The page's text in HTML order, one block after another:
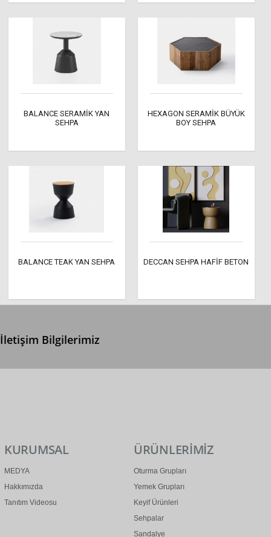
BALANCE SERAMİK YAN
SEHPA
HEXAGON SERAMİK BÜYÜK
BOY SEHPA
BALANCE TEAK YAN SEHPA DECCAN SEHPA HAFİF BETON
İletişim Bilgilerimiz
KURUMSAL
MEDYA
Hakkımızda
Tanıtım Videosu
ÜRÜNLERİMİZ
Oturma Grupları
Yemek Grupları
Keyif Ürünleri
Sehpalar
Sandalye